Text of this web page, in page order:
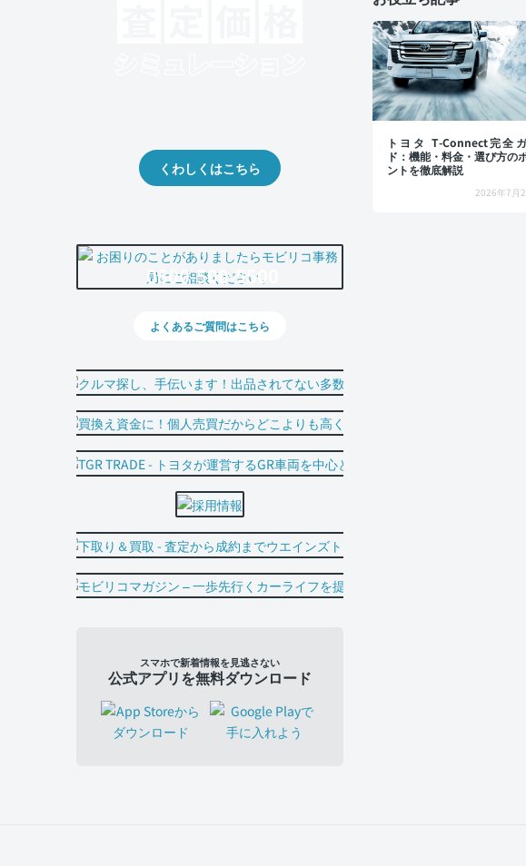
トヨタ T-Connect完全
ド：機能・料金・選び方の
ントを徹底解説
2026年7月
くわしくはこちら
0800-500-5500
よくあるご質問はこちら
スマホで新着情報を見逃さない
公式アプリを無料ダウンロード